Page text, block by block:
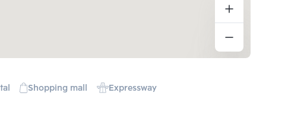
Shopping mall Expressway